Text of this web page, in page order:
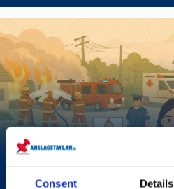
Consent Details